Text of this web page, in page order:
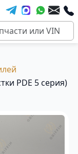
PDE 5 серия)